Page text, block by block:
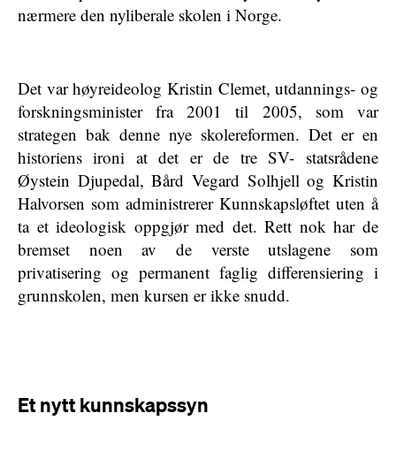
nærmere den nyliberale skolen i Norge.
Det var høyreideolog Kristin Clemet, utdannings- og
forskningsminister fra 2001 til 2005, som var
strategen bak denne nye skolereformen. Det er en
historiens ironi at det er de tre SV- statsrådene
Øystein Djupedal, Bård Vegard Solhjell og Kristin
Halvorsen som administrerer Kunnskapsløftet uten å
ta et ideologisk oppgjør med det. Rett nok har de
bremset noen av de verste utslagene som
privatisering og permanent faglig differensiering i
grunnskolen, men kursen er ikke snudd.
Et nytt kunnskapssyn